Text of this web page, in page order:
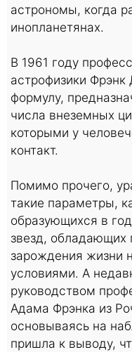
астрономы, когда
инопланетянах.
В 1961 году
астрофизики
формулу,
числа внеземных
которыми у
контакт.
Помимо прочего,
такие параметры,
образующихся в
звезд, обладающих
зарождения жизни
условиями. А
руководством
Адама Фрэнка из
основываясь на
пришла к выводу,